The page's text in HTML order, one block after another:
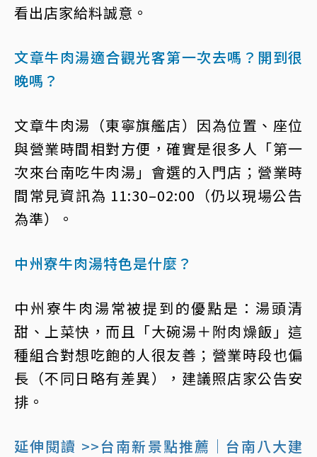
看出店家給料誠意。
文章牛肉湯適合觀光客第一次去嗎？開到很
晚嗎？
文章牛肉湯（東寧旗艦店）因為位置、座位
與營業時間相對方便，確實是很多人「第一
次來台南吃牛肉湯」會選的入門店；營業時
間常見資訊為 11:30–02:00（仍以現場公告
為準）。
中州寮牛肉湯特色是什麼？
中州寮牛肉湯常被提到的優點是：湯頭清
甜、上菜快，而且「大碗湯＋附肉燥飯」這
種組合對想吃飽的人很友善；營業時段也偏
長（不同日略有差異），建議照店家公告安
排。
延伸閱讀 >>台南新景點推薦｜台南八大建